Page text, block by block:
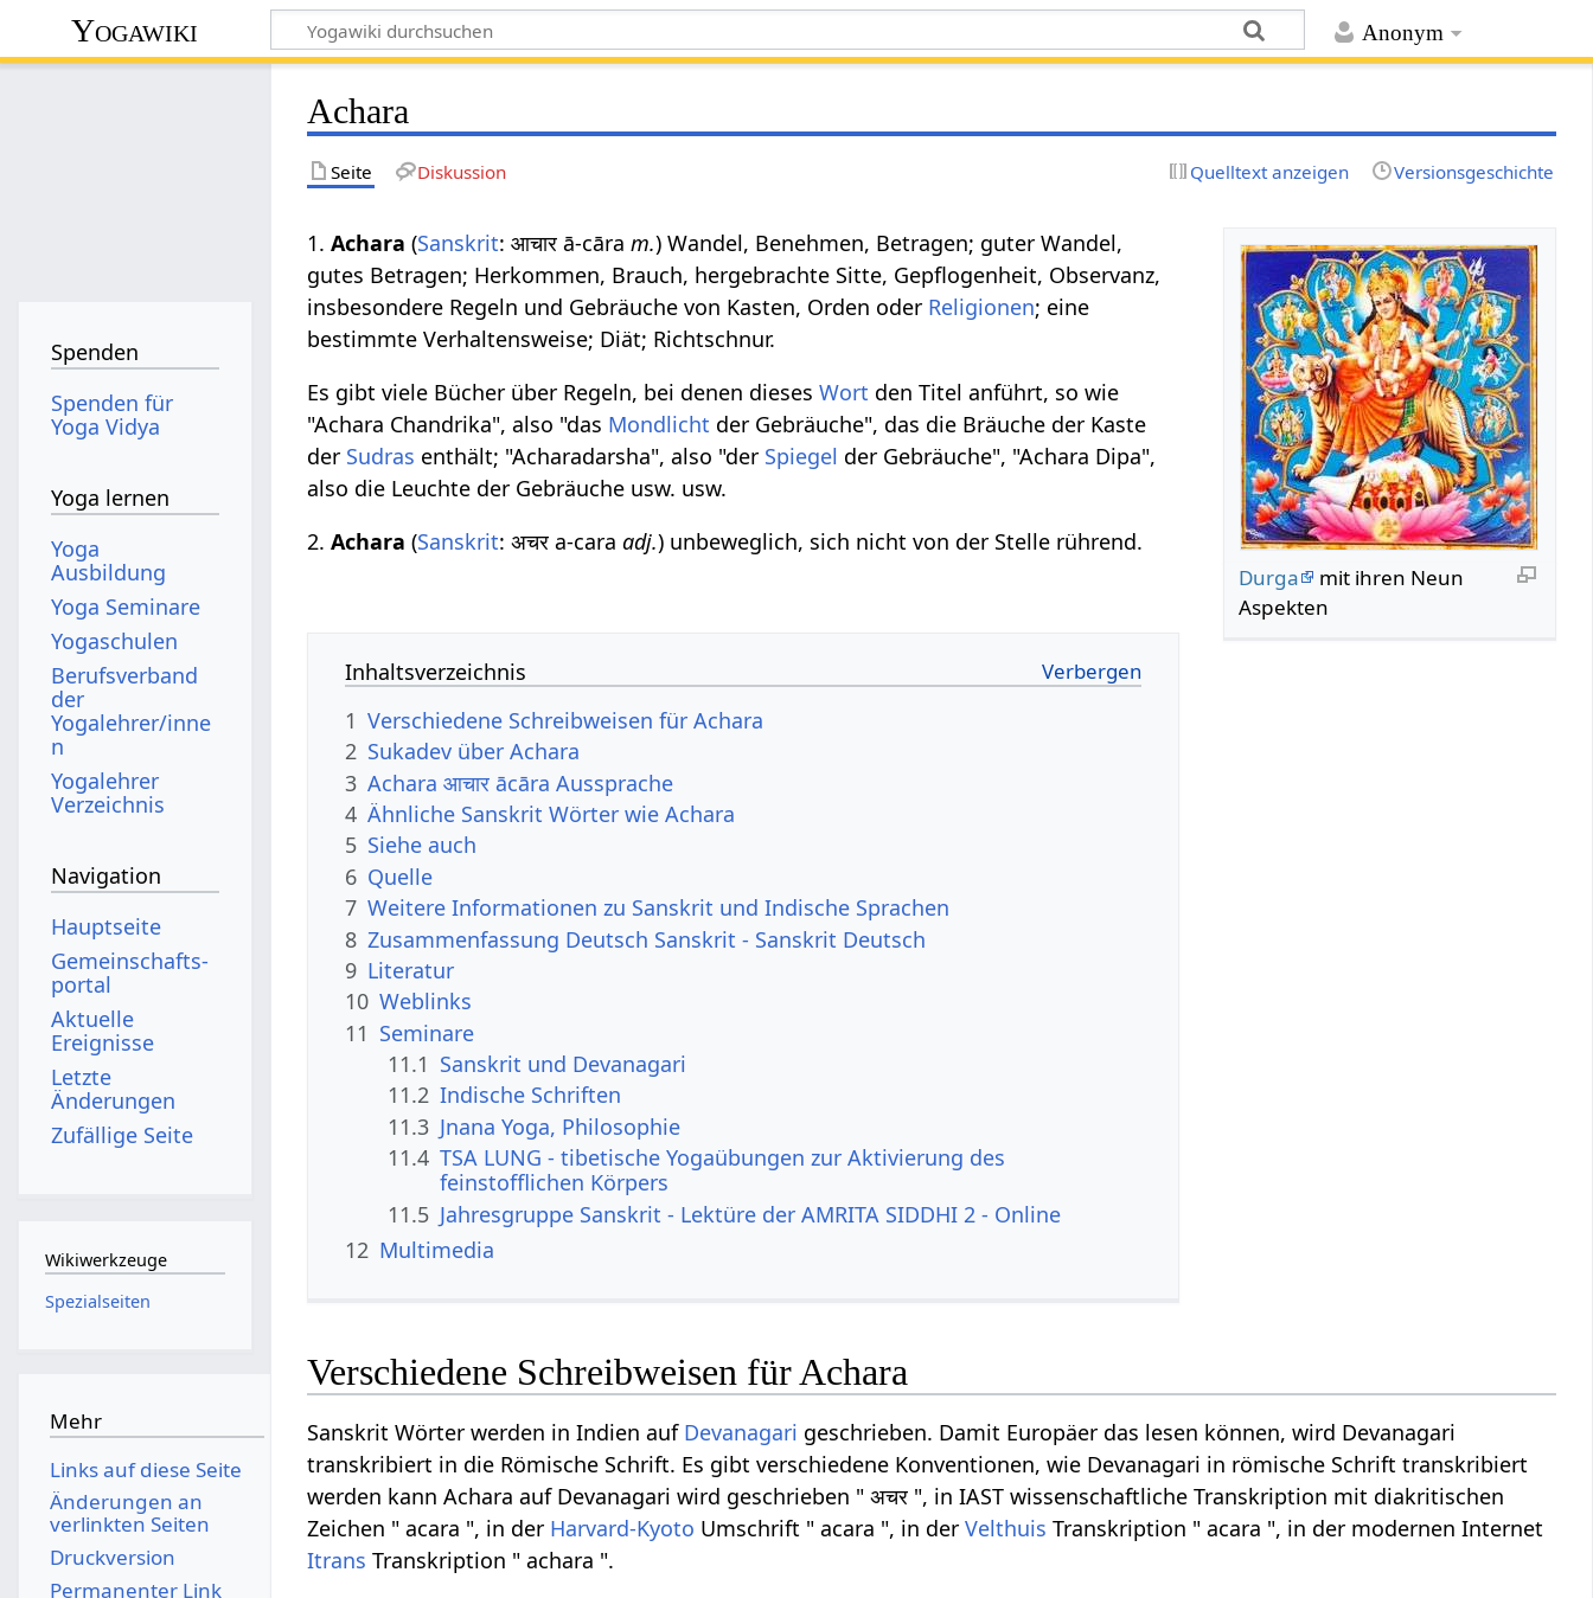
Anonym
Yogawiki
Achara
Seite Diskussion Quelltext anzeigen Versionsgeschichte
Durga
mit ihren Neun
Aspekten
1.Achara (Sanskrit: आचार ā-cāram.) Wandel, Benehmen, Betragen; guter Wandel,
gutes Betragen; Herkommen, Brauch, hergebrachte Sitte, Gepflogenheit, Observanz,
insbesondere Regeln und Gebräuche von Kasten, Orden oder Religionen; eine
bestimmte Verhaltensweise; Diät; Richtschnur.
Es gibt viele Bücher über Regeln, bei denen diesesWort den Titel anführt, so wie
"Achara Chandrika", also "das Mondlicht der Gebräuche", das die Bräuche der Kaste
der Sudras enthält; "Acharadarsha", also "der Spiegel der Gebräuche", "Achara Dipa",
also die Leuchte der Gebräuche usw. usw.
2.Achara (Sanskrit: अचर a-caraadj.) unbeweglich, sich nicht von der Stelle rührend.
Inhaltsverzeichnis
1 Verschiedene Schreibweisen für Achara
2 Sukadev über Achara
3 Achara आचार ācāra Aussprache
4 Ähnliche Sanskrit Wörter wie Achara
5 Siehe auch
6 Quelle
7 Weitere Informationen zu Sanskrit und Indische Sprachen
8 Zusammenfassung Deutsch Sanskrit - Sanskrit Deutsch
9 Literatur
10 Weblinks
11 Seminare
11.1 Sanskrit und Devanagari
11.2 Indische Schriften
11.3 Jnana Yoga, Philosophie
11.4 TSA LUNG - tibetische Yogaübungen zur Aktivierung des
feinstofflichen Körpers
11.5 Jahresgruppe Sanskrit - Lektüre der AMRITA SIDDHI 2 - Online
12 Multimedia
Verschiedene Schreibweisen für Achara
Sanskrit Wörter werden in Indien auf Devanagari geschrieben. Damit Europäer das lesen können, wird Devanagari
transkribiert in die Römische Schrift. Es gibt verschiedene Konventionen, wie Devanagari in römische Schrift transkribiert
werden kann Achara auf Devanagari wird geschrieben " अचर ", in IAST wissenschaftliche Transkription mit diakritischen
Zeichen " acara ", in der Harvard-Kyoto Umschrift " acara ", in derVelthuis Transkription " acara ", in der modernen Internet
Itrans Transkription " achara ".
Spenden
Spenden für
Yoga Vidya
Yoga lernen
Yoga
Ausbildung
Yoga Seminare
Yogaschulen
Berufsverband
der
Yogalehrer/inne
n
Yogalehrer
Verzeichnis
Navigation
Hauptseite
Gemeinschafts­
portal
Aktuelle
Ereignisse
Letzte
Änderungen
Zufällige Seite
Wikiwerkzeuge
Spezialseiten
Mehr
Links auf diese Seite
Änderungen an
verlinkten Seiten
Druckversion
Permanenter Link